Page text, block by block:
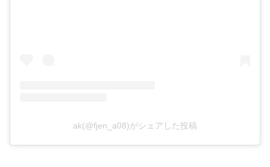
ak(@fjen_a08)がシェアした投稿